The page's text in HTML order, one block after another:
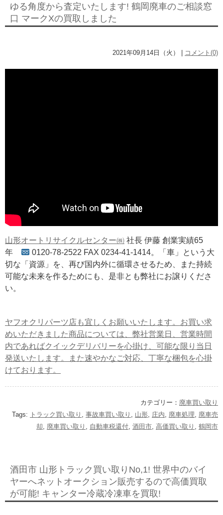
ゆる角度から査定いたします! 鶴岡廃車のご相談窓
口 マークXの買取しました
2021年09月14日（火） | コメント(0)
山形オートリサイクルセンター㈱ 社長 伊藤 創業実績65
年
0120-78-2522 FAX 0234-41-1414。「車」という大
切な「資源」を、再び国内外に循環させるため、また持続
可能な未来を作るためにも、是非とも弊社にお譲りくださ
い。
ヤフオクリパーツ店も宜しくお願いいたします。お買い求
めいただきました商品については、弊社営業日、営業時間
内であればクイックデリバリーを心掛け、可能な限り当日
発送いたします。また速やかなご対応、丁寧な梱包を心掛
けております。
カテゴリー： 廃車買い取り
Tags:
トラック買い取り 事故車買い取り 山形 庄内 廃車処理
廃車売
却
廃車買い取り 自動車税還付 酒田市 高価買い取り 鶴岡市
酒田市 山形トラック買い取りNo,1! 世界中のバイ
ヤーへネットオークション販売するので高価買取
が可能! キャンター冷蔵冷凍車を買取!